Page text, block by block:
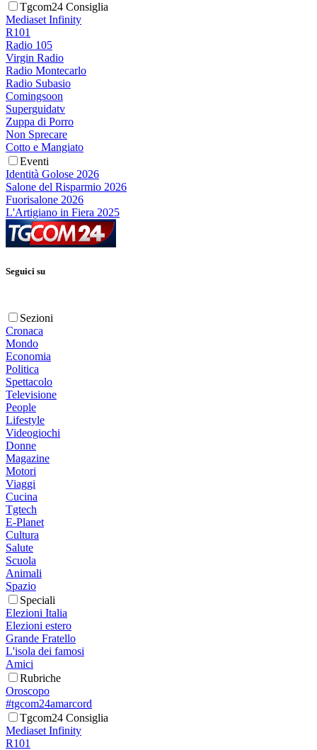
Tgcom24 Consiglia
Mediaset Infinity
R101
Radio 105
Virgin Radio
Radio Montecarlo
Radio Subasio
Comingsoon
Superguidatv
Zuppa di Porro
Non Sprecare
Cotto e Mangiato
Eventi
Identità Golose 2026
Salone del Risparmio 2026
Fuorisalone 2026
L'Artigiano in Fiera 2025
Seguici su
Sezioni
Cronaca
Mondo
Economia
Politica
Spettacolo
Televisione
People
Lifestyle
Videogiochi
Donne
Magazine
Motori
Viaggi
Cucina
Tgtech
E-Planet
Cultura
Salute
Scuola
Animali
Spazio
Speciali
Elezioni Italia
Elezioni estero
Grande Fratello
L'isola dei famosi
Amici
Rubriche
Oroscopo
#tgcom24amarcord
Tgcom24 Consiglia
Mediaset Infinity
R101